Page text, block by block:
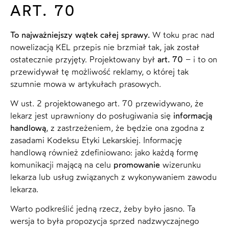
ART. 70
To najważniejszy wątek całej sprawy. W toku prac nad
nowelizacją KEL przepis nie brzmiał tak, jak został
ostatecznie przyjęty. Projektowany był art. 70 – i to on
przewidywał tę możliwość reklamy, o której tak
szumnie mowa w artykułach prasowych.
W ust. 2 projektowanego art. 70 przewidywano, że
lekarz jest uprawniony do posługiwania się informacją
handlową, z zastrzeżeniem, że będzie ona zgodna z
zasadami Kodeksu Etyki Lekarskiej. Informację
handlową również zdefiniowano: jako każdą formę
komunikacji mającą na celu promowanie wizerunku
lekarza lub usług związanych z wykonywaniem zawodu
lekarza.
Warto podkreślić jedną rzecz, żeby było jasno. Ta
wersja to była propozycja sprzed nadzwyczajnego